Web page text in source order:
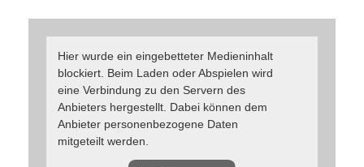
Hier wurde ein eingebetteter Medieninhalt
blockiert. Beim Laden oder Abspielen wird
eine Verbindung zu den Servern des
Anbieters hergestellt. Dabei können dem
Anbieter personenbezogene Daten
mitgeteilt werden.